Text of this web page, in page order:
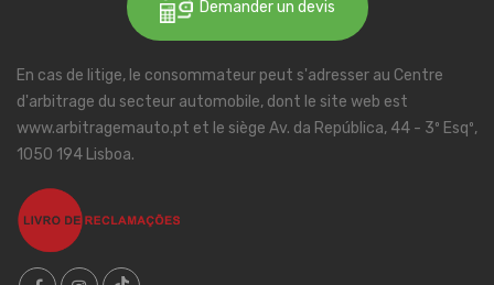
Demander un devis
En cas de litige, le consommateur peut s'adresser au Centre
d'arbitrage du secteur automobile, dont le site web est
www.arbitragemauto.pt et le siège Av. da República, 44 - 3º Esqº,
1050 194 Lisboa.